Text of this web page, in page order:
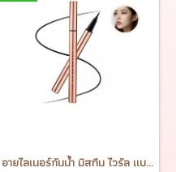
อายไลเนอร์กันน้ำ มิสทีน ไวรัล แบล็ค Mistine Viral Black Eyeliner 1g.